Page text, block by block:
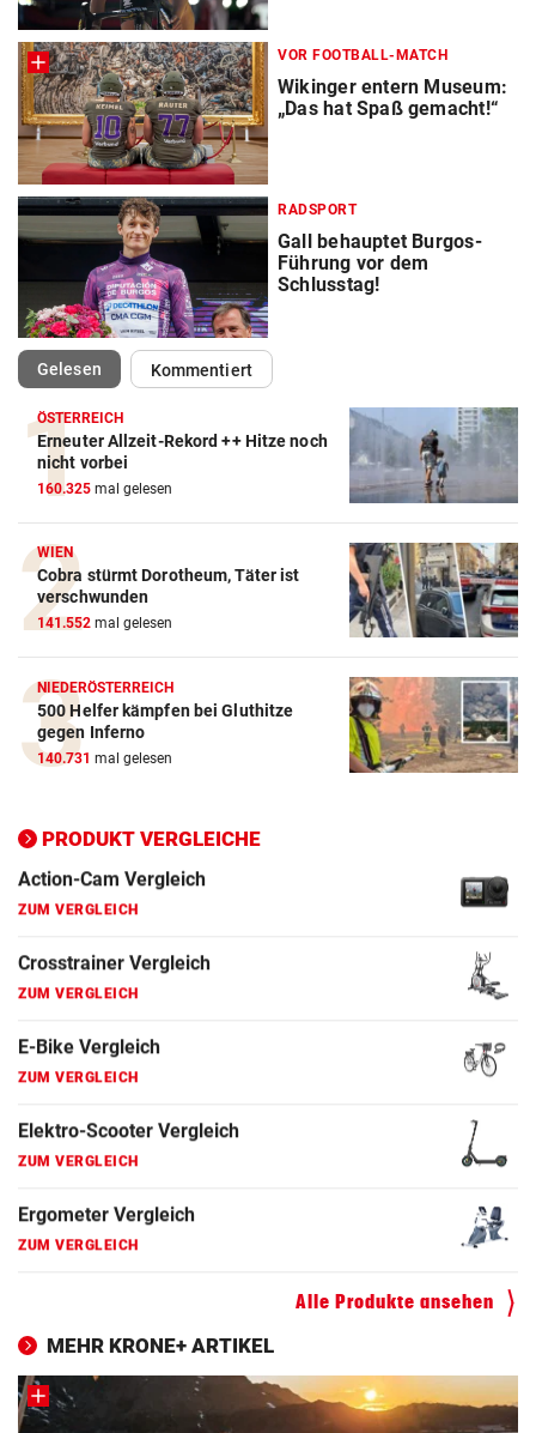
VOR FOOTBALL-MATCH
Wikinger entern Museum:
„Das hat Spaß gemacht!“
RADSPORT
Gall behauptet Burgos-
Führung vor dem
Schlusstag!
Gelesen(ausgewählt)Kommentiert
ÖSTERREICH
Erneuter Allzeit-Rekord ++ Hitze noch
nicht vorbei
160.325 mal gelesen
WIEN
Cobra stürmt Dorotheum, Täter ist
verschwunden
141.552 mal gelesen
NIEDERÖSTERREICH
500 Helfer kämpfen bei Gluthitze
gegen Inferno
140.731 mal gelesen
PRODUKT VERGLEICHE
Action-Cam Vergleich
ZUM VERGLEICH
Crosstrainer Vergleich
ZUM VERGLEICH
E-Bike Vergleich
ZUM VERGLEICH
Elektro-Scooter Vergleich
ZUM VERGLEICH
Ergometer Vergleich
ZUM VERGLEICH
Fahrradanhänger Vergleich
ZUM VERGLEICH
Alle Produkte ansehen
MEHR KRONE+ ARTIKEL